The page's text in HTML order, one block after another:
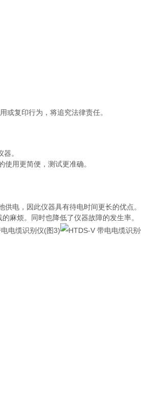
或复印行为，将追究法律责任。
。
用更简便，测试更准确。
电，因此仪器具有待电时间更长的优点。
麻烦。同时也降低了仪器故障的发生率。